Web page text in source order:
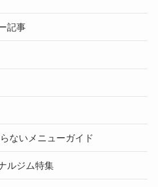
記事
ないメニューガイド
ルジム特集